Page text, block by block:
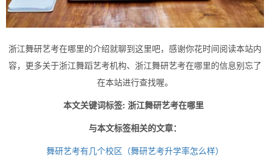
浙江舞研艺考在哪里的介绍就聊到这里吧，感谢你花时间阅读本站内
容，更多关于浙江舞蹈艺考机构、浙江舞研艺考在哪里的信息别忘了
在本站进行查找喔。
本文关键词标签: 浙江舞研艺考在哪里
与本文标签相关的文章：
舞研艺考有几个校区（舞研艺考升学率怎么样）